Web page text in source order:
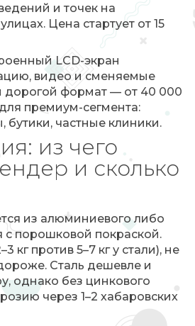
и точек на
Цена стартует от 15
LCD-экран
видео и сменяемые
формат — от 40 000
премиум-сегмента:
частные клиники.
из чего
и сколько
из алюминиевого либо
с порошковой покраской.
кг против 5–7 кг у стали), не
Сталь дешевле и
однако без цинкового
через 1–2 хабаровских